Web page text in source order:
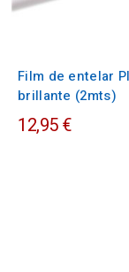
Film de entelar
brillante (2mts)
12,95 €